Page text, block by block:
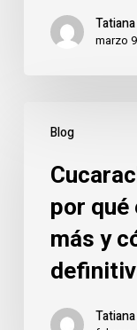
Tatiana
marzo
Blog
Alcorcón:
están
apareciendo
por qué
más y
Tatiana